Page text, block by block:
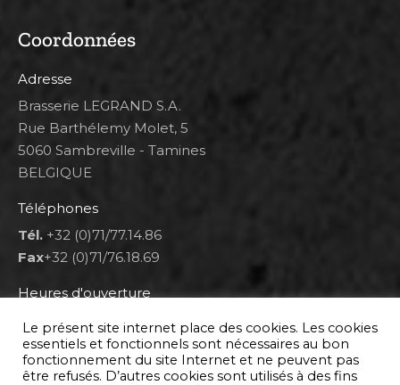
Coordonnées
Adresse
Brasserie LEGRAND S.A.
Rue Barthélemy Molet, 5
5060 Sambreville - Tamines
BELGIQUE
Téléphones
Tél. +32 (0)71/77.14.86
Fax+32 (0)71/76.18.69
Heures d'ouverture
Lun 8h00-12h00 et 12h30-14h30
Mar au ven 8h00-12h00 et 12h30-17h00
Sam 9h00-16h00
Le présent site internet place des cookies. Les cookies
essentiels et fonctionnels sont nécessaires au bon
fonctionnement du site Internet et ne peuvent pas
être refusés. D’autres cookies sont utilisés à des fins